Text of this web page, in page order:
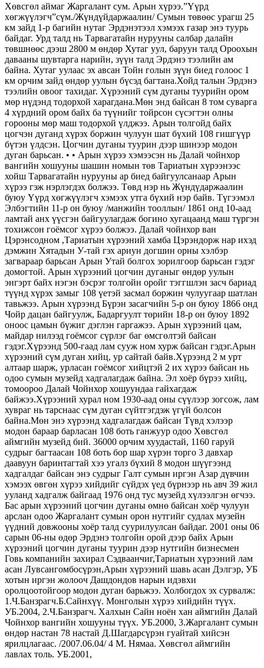
Хөвсгөл аймаг Жаргалант сум. Арын хүрээ.”Үүрд
хөгжүүлэгч”сүм./Жүндүйдаржаалин/ Сумын төвөөс урагш 25
км зайд 1-р багийн нутаг Эрдэнэтээл хэмээх газар энэ туурь
байдаг. Урд талд нь Тарвагатайн нурууны салбар далайн
төвшнөөс дээш 2800 м өндөр Хутаг уул, баруун талд Ороохын
давааны шувтарга нарийн, зүүн талд Эрдэнэ тээлийн ам
байна. Хутаг уулаас эх авсан Тойн голын зүүн биед голоос 1
км орчим зайд өндөр уулын бүсэд багтана.Хойд талын Эрдэнэ
тээлийн овоог тахидаг. Хүрээний сүм дуганы туурийн ором
мөр нүдэнд тодорхой харагдана.Мөн энд байсан 8 том суварга
4 хүрдний ором байх ба түүнийг тойрсон сүсэгтэн олны
горооны мөр маш тодорхой үлджээ. Арын толгойд байх
цогчэн дуганд хүрэх боржин чулуун шат бүхий 108 гишгүүр
бүтэн үлдсэн. Цогчин дуганы туурин дээр шинээр модон
дуган барьсан. • • Арын хүрээ хэмээсэн нь Далай чойнхор
вангийн хошууны шашин номын төв Тариатын хүрээнээс
хойш Тарвагатайн нурууны ар биед байгуулсанаар Арын
хүрээ гэж нэрлэгдэх болжээ. Төвд нэр нь Жүндүдаржаалин
буюу Үүрд хөгжүүлэгч хэмээх утга бүхий нэр байв. Түгээмэл
Элбэгтийн 11-р он буюу /манжийн тооллын/ 1861 онд 10-аад
ламтай анх үүсгэн байгуулагдаж богино хугацаанд маш түргэн
тохижсон гоёмсог хүрээ болжээ. Далай чойнхор ван
Цэрэнсодном ,Тариатын хүрээний хамба Цэрэндорж нар ихэд
дэмжин Хятадын У-тай гэх ариун догшин орны хэлбэр
загвараар барьсан Арын Утай болгох зорилгоор барьсан гэдэг
домогтой. Арын хүрээний цогчин дуганыг өндөр уулын
энгэрт байх нэгэн бэсрэг толгойн оройг тэггшлэн засч бариад
түүнд хүрэх замыг 108 үетэй засмал боржин чулуугаар шатлан
тавьжээ. Арын хүрээнд Бүрэн засагчийн 5-р он буюу 1866 онд
Чойр дацан байгуулж, Бадаргуулт төрийн 18-р он буюу 1892
оноос цамын бүжиг дэглэн гаргажээ. Арын хүрээний цам,
майдар нилээд гоёмсог сүрлэг баг өмсгөлтэй байсан
гэдэг.Хүрээнд 500-гаад лам сууж ном хурж байсан гэдэг.Арын
хүрээний сүм дуган хийц, ур сайтай байв.Хүрээнд 2 м урт
алтаар шарж, урласан гоёмсог хийцтэй 2 их хүрээ байсан нь
одоо сумын музейд хадгалагдаж байна. Эл хоёр бүрээ хийц,
томоороо Далай Чойнхор хошуундаа гайхагдаж
байжээ.Хүрээний хурал ном 1930-аад оны сүүлээр зогсож, лам
хувраг нь тарснаас сүм дуган сүйтгэгдэж үгүй болсон
байна.Мөн энэ хүрээнд хадгалагдаж байсан Түвд хэлээр
модон бараар барласан 108 боть ганжуур одоо Хөвсгөл
аймгийн музейд бий. 36000 орчим хуудастай, 1160 гаруй
судрыг багтаасан 108 боть бор шар хүрэн торго 3 давхар
даавуун баринтагтай хээ угалз бүхий 8 модон шүүгээнд
хадгалдаг байсан энэ судрыг Галт сумын иргэн Азар дүвчин
хэмээх өвгөн хүрээ хийдийг сүйдэх үед бүрнээр нь авч 39 жил
ууланд хадгалж байгаад 1976 онд тус музейд хүлээлгэн өгчээ.
Бас арын хүрээний цогчин дуганы өмнө байсан хоёр чулуун
арслан одоо Жаргалант сумын орон нутгийг судлах музейн
үүдний довжооны хоёр талд суурилуулсан байдаг. 2001 оны 06
сарын 06-ны өдөр Эрдэнэ толгойн орой дээр байх Арын
хүрээний цогчин дуганы туурин дээр нутгийн бизнесмен
Говь компанийн захирал Сэдваанчиг,Тариатын хүрээний лам
асан Лувсангомбосүрэн,Арын хүрээний шавь асан Дэлгэр, УБ
хотын иргэн жолооч Дашдондов нарын идэвхи
оролцоотойгоор модон дуган барьжээ. Холбогдох эх сурвалж:
1.Ч.Банзрагч.Б.Сайнхүү. Монголын хүрээ хийдийн түүх.
УБ.2004, 2.Ч.Банзрагч. Халхын Сайн ноён хан аймгийн Далай
Чойнхор вангийн хошууны түүх. УБ.2000, 3.Жаргалант сумын
өндөр настан 78 настай Д.Шагдарсүрэн гуайтай хийсэн
ярилцлагаас. /2007.06.04/ 4 М. Нямаа. Хөвсгөл аймгийн
лавлах толь. УБ.2001,